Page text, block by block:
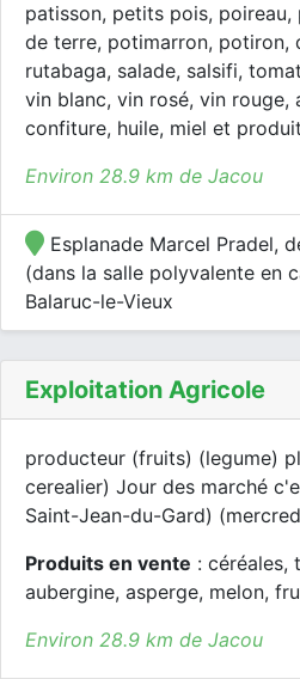
patisson, petits pois,
de terre, potimarron, potiron,
rutabaga, salade, salsifi,
vin blanc, vin rosé, vin rouge,
confiture, huile, miel et
Environ 28.9 km de Jacou
Esplanade Marcel Pradel,
(dans la salle polyvalente en
Balaruc-le-Vieux
Exploitation Agricole
producteur (fruits) (legume)
cerealier) Jour des marché
Saint-Jean-du-Gard)
Produits en vente : céréales,
aubergine, asperge, melon,
Environ 28.9 km de Jacou